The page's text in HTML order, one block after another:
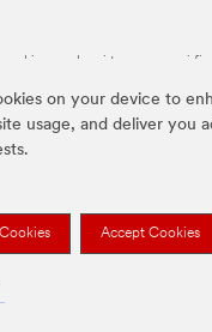
on your device to
usage, and deliver you
Accept Cookies
są znakami towarowymi